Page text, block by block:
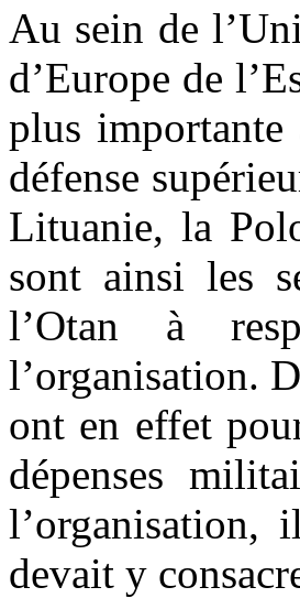
Au sein de
d’Europe de
plus importante
défense
Lituanie, la
sont ainsi les
l’Otan à
l’organisation.
ont en effet
dépenses
l’organisation,
devait y